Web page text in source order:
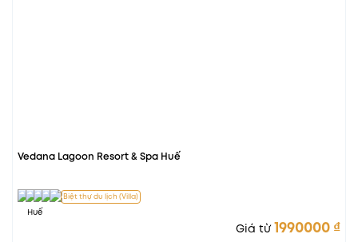
Vedana Lagoon Resort & Spa Huế
Biệt thự du lịch (Villa)
Huế
Giá từ1990000 ₫